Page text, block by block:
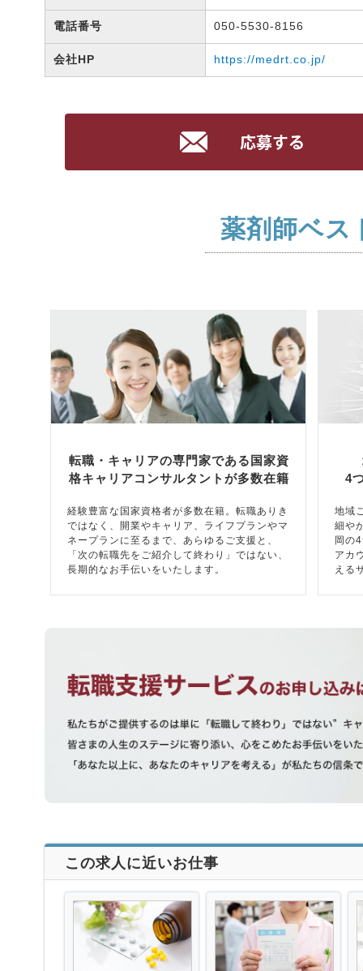
電話番号 050-5530-8156
会社HP https://medrt.co.jp/
薬剤師ベス
転職・キャリアの専門家である国家資
格キャリアコンサルタントが多数在籍
経験豊富な国家資格者が多数在籍。転職ありき
ではなく、開業やキャリア、ライフプランやマ
ネープランに至るまで、あらゆるご支援と、
「次の転職先をご紹介して終わり」ではない、
長期的なお手伝いをいたします。
4
地域
細や
岡の
アカ
える
この求人に近いお仕事